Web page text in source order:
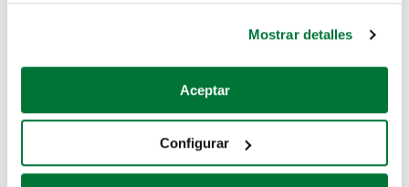
Si lo permite, también quisiéramos:
Recopilar información sobre su ubicación geográfica
Identificar su dispositivo analizándolo activamente
para buscar características específicas (huellas
Mostrar detalles
Aceptar
Configurar
Coches de segunda mano
Coches de km0